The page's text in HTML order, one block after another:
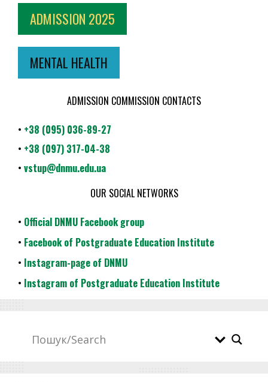
ADMISSION 2025
MENTAL HEALTH
ADMISSION COMMISSION CONTACTS
• +38 (095) 036-89-27
• +38 (097) 317-04-38
• vstup@dnmu.edu.ua
OUR SOCIAL NETWORKS
• Official DNMU Facebook group
• Facebook of Postgraduate Education Institute
• Instagram-page of DNMU
• Instagram of Postgraduate Education Institute